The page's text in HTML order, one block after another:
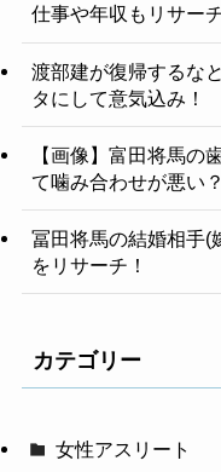
仕事や年収もリサーチ
渡部建が復帰するな
タにして意気込み！
【画像】富田将馬の
て噛み合わせが悪い？
冨田将馬の結婚相手(
をリサーチ！
カテゴリー
女性アスリート